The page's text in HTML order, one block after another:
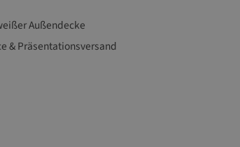
Außendecke
& Präsentationsversand